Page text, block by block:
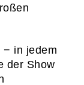
− in jedem
der Show